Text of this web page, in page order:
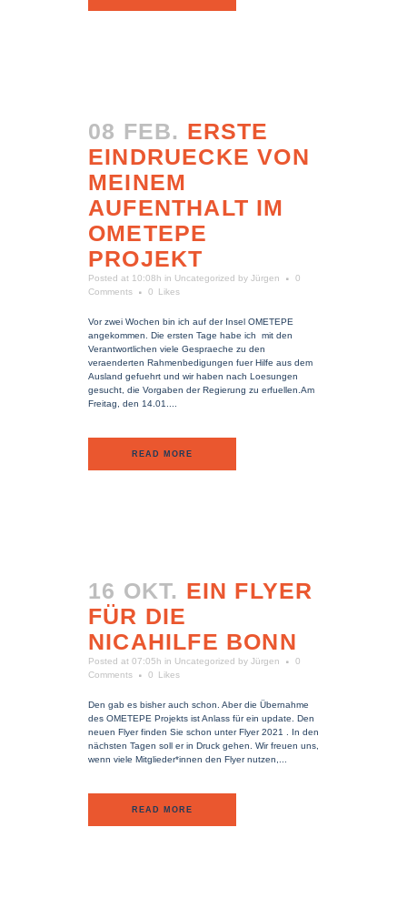
08 FEB. ERSTE
EINDRUECKE VON
MEINEM
AUFENTHALT IM
OMETEPE
PROJEKT
Posted at 10:08h in Uncategorized by Jürgen
0
Comments
0 Likes
Vor zwei Wochen bin ich auf der Insel OMETEPE
angekommen. Die ersten Tage habe ich mit den
Verantwortlichen viele Gespraeche zu den
veraenderten Rahmenbedigungen fuer Hilfe aus dem
Ausland gefuehrt und wir haben nach Loesungen
gesucht, die Vorgaben der Regierung zu erfuellen.Am
Freitag, den 14.01....
READ MORE
16 OKT. EIN FLYER
FÜR DIE
NICAHILFE BONN
Posted at 07:05h in Uncategorized by Jürgen
0
Comments
0 Likes
Den gab es bisher auch schon. Aber die Übernahme
des OMETEPE Projekts ist Anlass für ein update. Den
neuen Flyer finden Sie schon unter Flyer 2021 . In den
nächsten Tagen soll er in Druck gehen. Wir freuen uns,
wenn viele Mitglieder*innen den Flyer nutzen,...
READ MORE